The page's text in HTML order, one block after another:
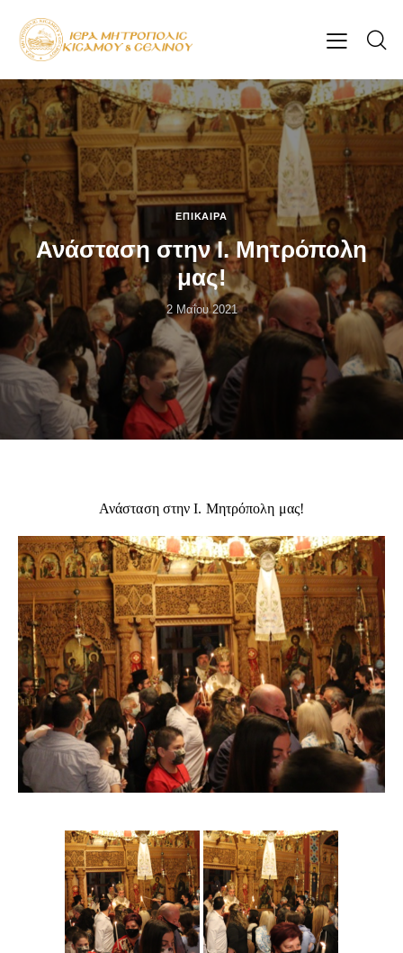
ΕΠΊΚΑΙΡΑ
Ανάσταση στην Ι. Μητρόπολη
μας!
2 Μαΐου 2021
Ανάσταση στην Ι. Μητρόπολη μας!